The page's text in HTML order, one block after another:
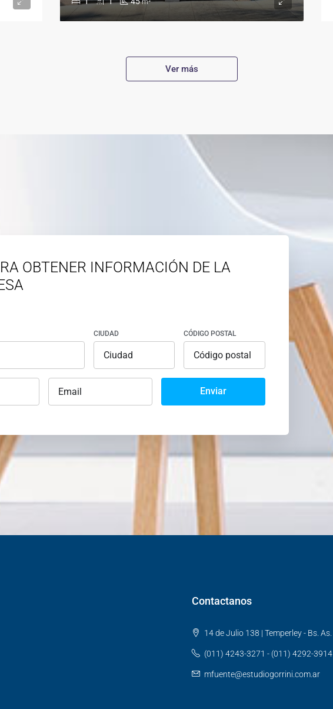
m²
Ver más
OBTENER INFORMACIÓN DE LA
CIUDAD CÓDIGO POSTAL
Enviar
Contactanos
14 de Julio 138 | Temperley - Bs. As.
(011) 4243-3271 - (011) 4292-3914
mfuente@estudiogorrini.com.ar